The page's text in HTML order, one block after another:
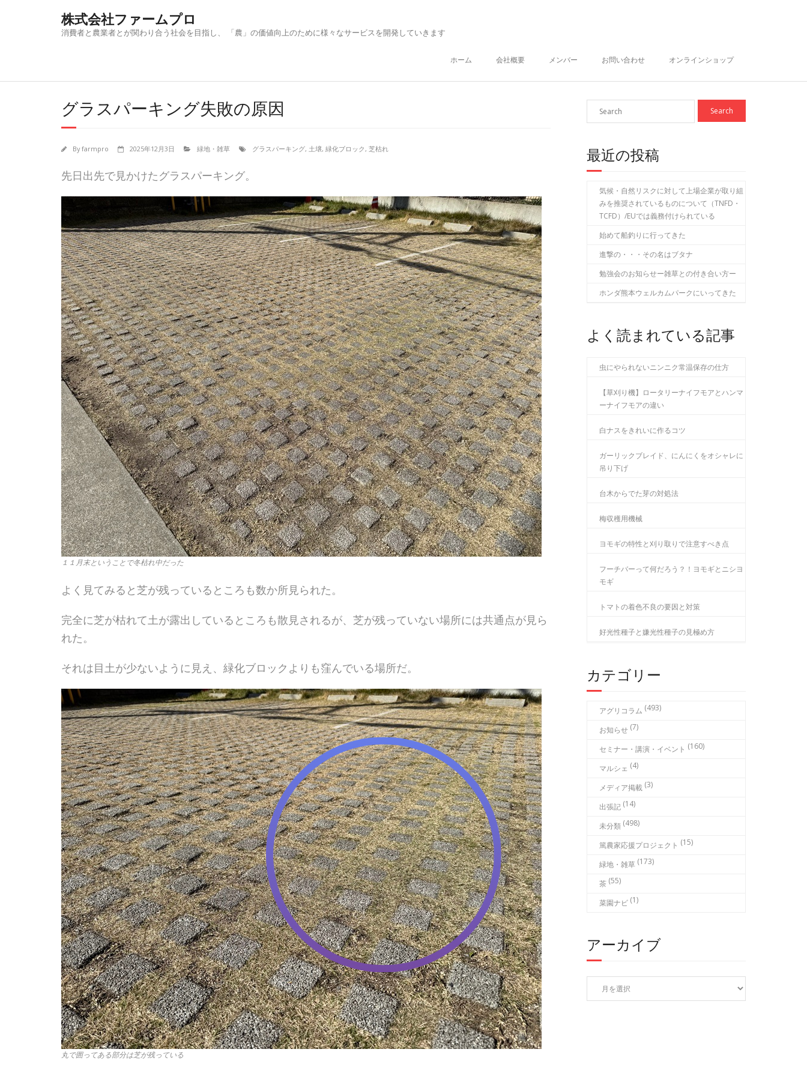
株式会社ファームプロ
消費者と農業者とが関わり合う社会を目指し、 「農」の価値向上のために様々なサービスを開発していきます
ホーム 会社概要 メンバー お問い合わせ オンラインショップ
グラスパーキング失敗の原因
Byfarmpro 2025年12月3日 緑地・雑草 グラスパーキング, 土壌, 緑化ブロック, 芝枯れ
先日出先で見かけたグラスパーキング。
１１月末ということで冬枯れ中だった
よく見てみると芝が残っているところも数か所見られた。
完全に芝が枯れて土が露出しているところも散見されるが、芝が残っていない場所には共通点が見ら
れた。
それは目土が少ないように見え、緑化ブロックよりも窪んでいる場所だ。
丸で囲ってある部分は芝が残っている
最近の投稿
気候・自然リスクに対して上場企業が取り組
みを推奨されているものについて（TNFD・
TCFD）/EUでは義務付けられている
始めて船釣りに行ってきた
進撃の・・・その名はブタナ
勉強会のお知らせー雑草との付き合い方ー
ホンダ熊本ウェルカムパークにいってきた
よく読まれている記事
虫にやられないニンニク常温保存の仕方
【草刈り機】ロータリーナイフモアとハンマ
ーナイフモアの違い
白ナスをきれいに作るコツ
ガーリックブレイド、にんにくをオシャレに
吊り下げ
台木からでた芽の対処法
梅収穫用機械
ヨモギの特性と刈り取りで注意すべき点
フーチバーって何だろう？！ヨモギとニシヨ
モギ
トマトの着色不良の要因と対策
好光性種子と嫌光性種子の見極め方
カテゴリー
アグリコラム (493)
お知らせ (7)
セミナー・講演・イベント (160)
マルシェ (4)
メディア掲載 (3)
出張記 (14)
未分類 (498)
篤農家応援プロジェクト (15)
緑地・雑草 (173)
茶 (55)
菜園ナビ (1)
アーカイブ
ア
カ